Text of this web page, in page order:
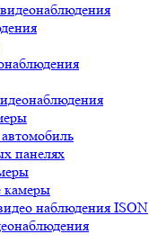
панелях
наблюдения ISON